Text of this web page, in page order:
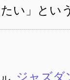
たい」と
ジャズ